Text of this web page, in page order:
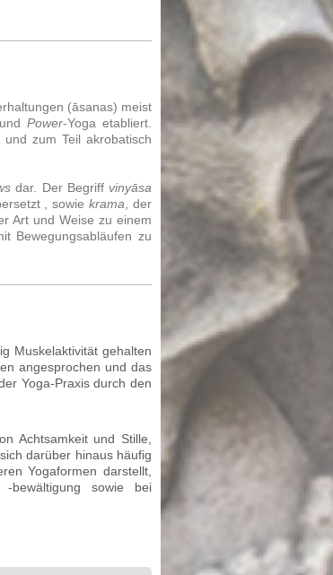
(āsanas) meist
Power-Yoga etabliert.
zum Teil akrobatisch
dar. Der Begriff vinyāsa
, sowiekrama , der
Art und Weise zu einem
Bewegungsabläufen zu
Muskelaktivität gehalten
angesprochen und das
Yoga-Praxis durch den
Achtsamkeit und Stille,
darüber hinaus häufig
Yogaformen darstellt,
bewältigung sowie bei